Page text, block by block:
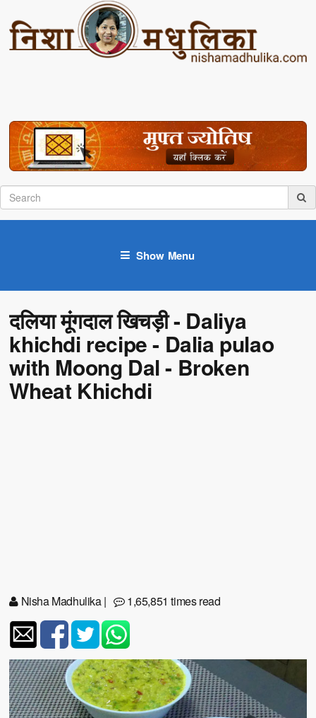
Show Menu
दलिया मूंगदाल खिचड़ी - Daliya
khichdi recipe - Dalia pulao
with Moong Dal - Broken
Wheat Khichdi
Nisha Madhulika| 1,65,851 times read